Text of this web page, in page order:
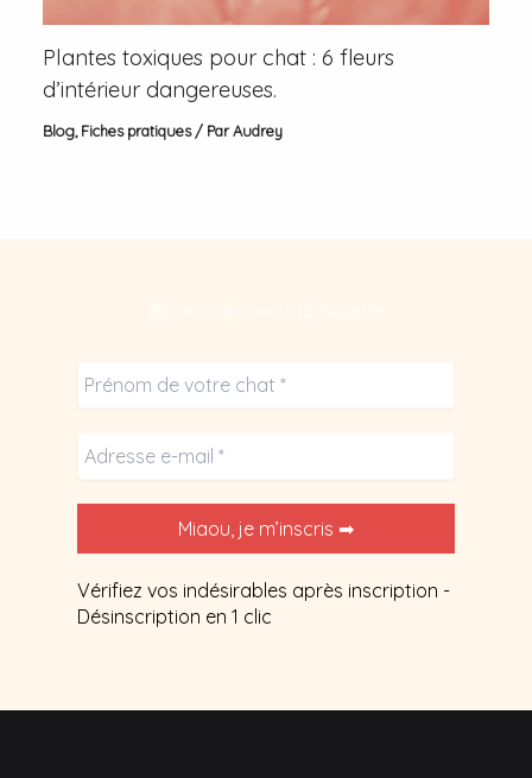
Plantes toxiques pour chat : 6 fleurs
d’intérieur dangereuses.
Blog,Fiches pratiques/ ParAudrey
Vérifiez vos indésirables après inscription -
Désinscription en 1 clic